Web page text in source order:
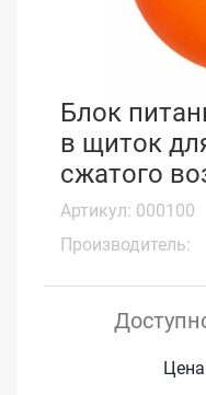
Блок
в щиток
сжатого
Артикул: 000100
Производитель: